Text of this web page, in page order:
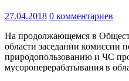
27.04.2018 0 комментариев
На продолжающемся в
области заседании комиссии
природопользованию и ЧС
мусороперерабатывания в